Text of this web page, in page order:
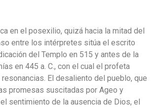
en el posexilio, quizá hacia la mitad del
entre los intérpretes sitúa el escrito
del Templo en 515 y antes de la
en 445 a. C., con el cual el profeta
El desaliento del pueblo, que
promesas suscitadas por Ageo y
sentimiento de la ausencia de Dios, el